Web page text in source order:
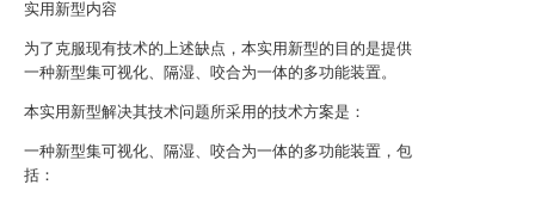
实用新型内容
为了克服现有技术的上述缺点，本实用新型的目的是提供
一种新型集可视化、隔湿、咬合为一体的多功能装置。
本实用新型解决其技术问题所采用的技术方案是：
一种新型集可视化、隔湿、咬合为一体的多功能装置，包
括：